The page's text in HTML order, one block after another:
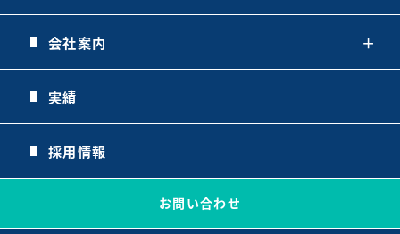
会社案内 ＋
実績
採用情報
お問い合わせ